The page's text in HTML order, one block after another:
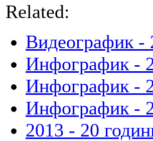
Related:
Видеографик
Инфографик -
Инфографик -
Инфографик -
2013 - 20